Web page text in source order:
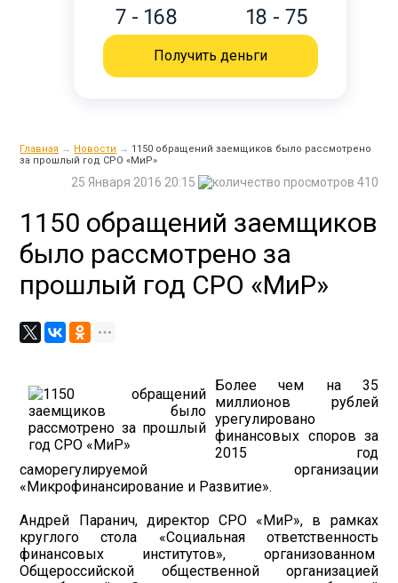
7 - 168 18 - 75
Получить деньги
Главная → Новости → 1150 обращений заемщиков было рассмотрено
за прошлый год СРО «МиР»
410
25 Января 2016 20:15
1150 обращений заемщиков
было рассмотрено за
прошлый год СРО «МиР»
Более чем на 35
миллионов рублей
урегулировано
финансовых споров за
2015 год
саморегулируемой организации
«Микрофинансирование и Развитие».
Андрей Паранич, директор СРО «МиР», в рамках
круглого стола «Социальная ответственность
финансовых институтов», организованном
Общероссийской общественной организацией